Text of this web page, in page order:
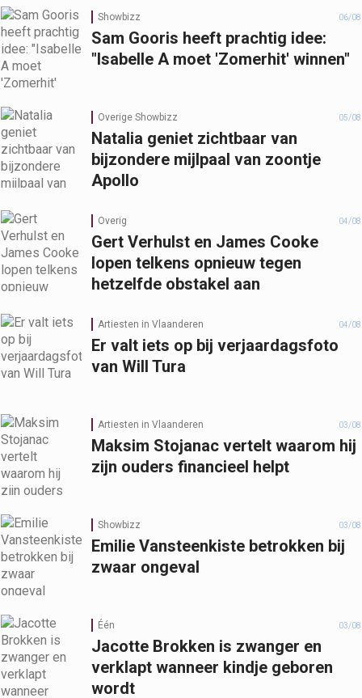
Showbizz 06/08
Sam Gooris heeft prachtig idee:
"Isabelle A moet 'Zomerhit' winnen"
Overige Showbizz 05/08
Natalia geniet zichtbaar van
bijzondere mijlpaal van zoontje
Apollo
Overig 04/08
Gert Verhulst en James Cooke
lopen telkens opnieuw tegen
hetzelfde obstakel aan
Artiesten in Vlaanderen 04/08
Er valt iets op bij verjaardagsfoto
van Will Tura
Artiesten in Vlaanderen 03/08
Maksim Stojanac vertelt waarom hij
zijn ouders financieel helpt
Showbizz 03/08
Emilie Vansteenkiste betrokken bij
zwaar ongeval
Één 03/08
Jacotte Brokken is zwanger en
verklapt wanneer kindje geboren
wordt